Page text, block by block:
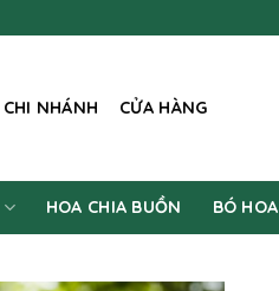
CHI NHÁNH CỬA HÀNG
HOA CHIA BUỒN BÓ HOA